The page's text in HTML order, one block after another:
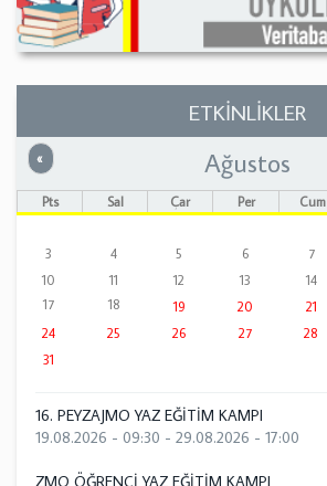
ETKİNLİKLER
« Önceki Ağustos
Pts Sal Çar Per Cum
3
4 5 6 7
10
11 12 13 14
17
18 19 20 21
24
25 26 27 28
31
16. PEYZAJMO YAZ EĞİTİM KAMPI
19.08.2026 - 09:30 - 29.08.2026 - 17:00
ZMO ÖĞRENCİ YAZ EĞİTİM KAMPI